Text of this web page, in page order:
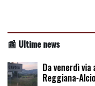
📰 Ultime news
Da venerdì
Reggiana-